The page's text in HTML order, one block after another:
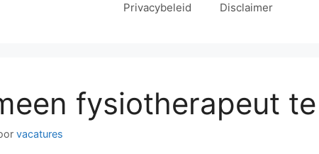
Privacybeleid Disclaimer
fysiotherapeut
vacatures